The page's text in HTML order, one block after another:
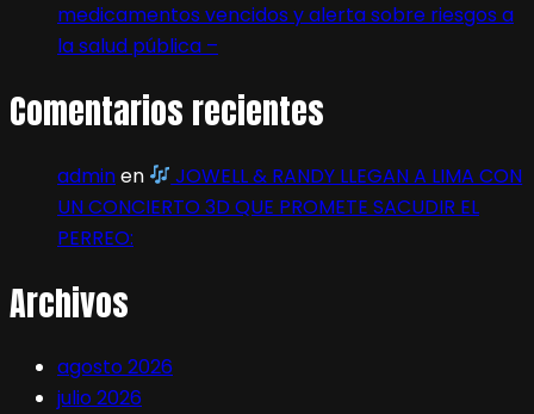
medicamentos vencidos y alerta sobre riesgos a
la salud pública –
Comentarios recientes
adminen
JOWELL & RANDY LLEGAN A LIMA CON
UN CONCIERTO 3D QUE PROMETE SACUDIR EL
PERREO:
Archivos
agosto 2026
julio 2026